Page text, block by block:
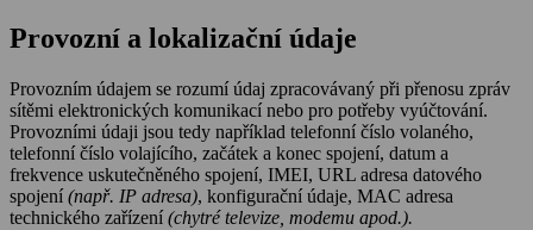
Provozní a lokalizační údaje
Provozním údajem se rozumí údaj zpracovávaný při přenosu zpráv
sítěmi elektronických komunikací nebo pro potřeby vyúčtování.
Provozními údaji jsou tedy například telefonní číslo volaného,
telefonní číslo volajícího, začátek a konec spojení, datum a
frekvence uskutečněného spojení, IMEI, URL adresa datového
spojení (např. IP adresa), konfigurační údaje, MAC adresa
technického zařízení (chytré televize, modemu apod.).